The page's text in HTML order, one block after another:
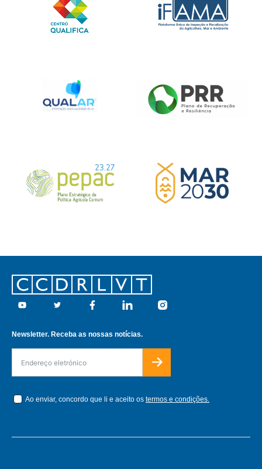
Footer
Youtube Twitter Facebook Linkedin Instagram
Newsletter. Receba as nossas notícias.
Ao enviar, concordo que li e aceito os termos e condições.